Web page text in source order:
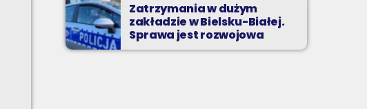
Zatrzymania w dużym
zakładzie w Bielsku-Białej.
Sprawa jest rozwojowa